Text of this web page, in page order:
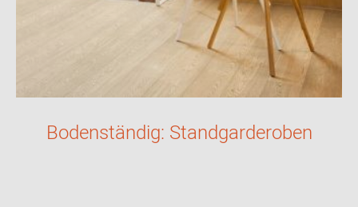
Bodenständig: Standgarderoben